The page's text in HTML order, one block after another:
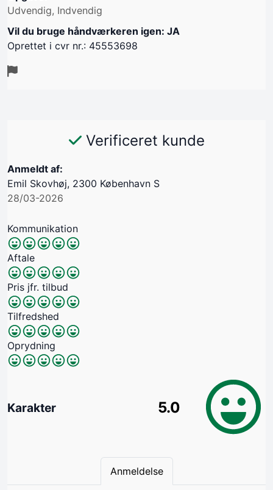
Udvendig, Indvendig
Vil du bruge håndværkeren igen: JA
Oprettet i cvr nr.: 45553698
Verificeret kunde
Anmeldt af:
Emil Skovhøj, 2300 København S
28/03-2026
Kommunikation
Aftale
Pris jfr. tilbud
Tilfredshed
Oprydning
Karakter 5.0
Anmeldelse